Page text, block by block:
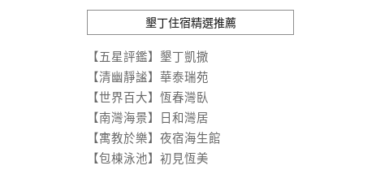
墾丁住宿精選推薦
【五星評鑑】墾丁凱撒
【清幽靜謐】華泰瑞苑
【世界百大】恆春灣臥
【南灣海景】日和灣居
【寓教於樂】夜宿海生館
【包棟泳池】初見恆美